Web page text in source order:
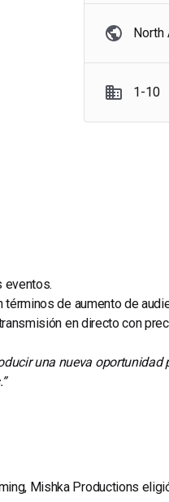
North
1-10
eventos.
de aumento de
en directo con
una nueva oportunidad
Mishka Productions